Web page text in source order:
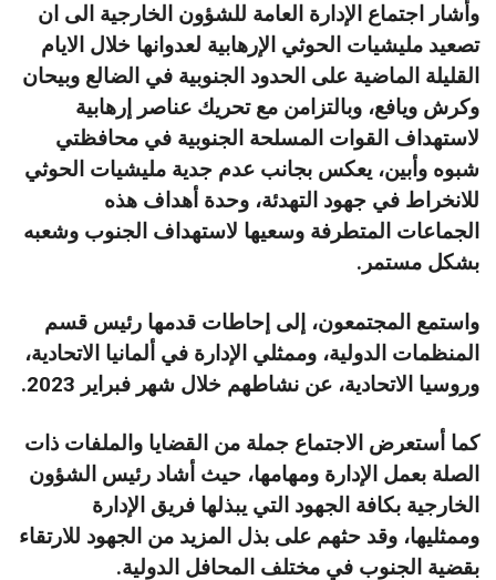
وأشار اجتماع الإدارة العامة للشؤون الخارجية الى ان
تصعيد مليشيات الحوثي الإرهابية لعدوانها خلال الايام
القليلة الماضية على الحدود الجنوبية في الضالع وبيحان
وكرش ويافع، وبالتزامن مع تحريك عناصر إرهابية
لاستهداف القوات المسلحة الجنوبية في محافظتي
شبوه وأبين، يعكس بجانب عدم جدية مليشيات الحوثي
للانخراط في جهود التهدئة، وحدة أهداف هذه
الجماعات المتطرفة وسعيها لاستهداف الجنوب وشعبه
بشكل مستمر.
واستمع المجتمعون، إلى إحاطات قدمها رئيس قسم
المنظمات الدولية، وممثلي الإدارة في ألمانيا الاتحادية،
وروسيا الاتحادية، عن نشاطهم خلال شهر فبراير 2023.
كما أستعرض الاجتماع جملة من القضايا والملفات ذات
الصلة بعمل الإدارة ومهامها، حيث أشاد رئيس الشؤون
الخارجية بكافة الجهود التي يبذلها فريق الإدارة
وممثليها، وقد حثهم على بذل المزيد من الجهود للارتقاء
بقضية الجنوب في مختلف المحافل الدولية.